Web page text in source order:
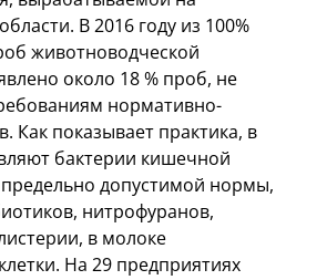
В 2016 году из 100%
животноводческой
около 18 % проб, не
нормативно-
Как показывает практика, в
бактерии кишечной
допустимой нормы,
нитрофуранов,
в молоке
На 29 предприятиях